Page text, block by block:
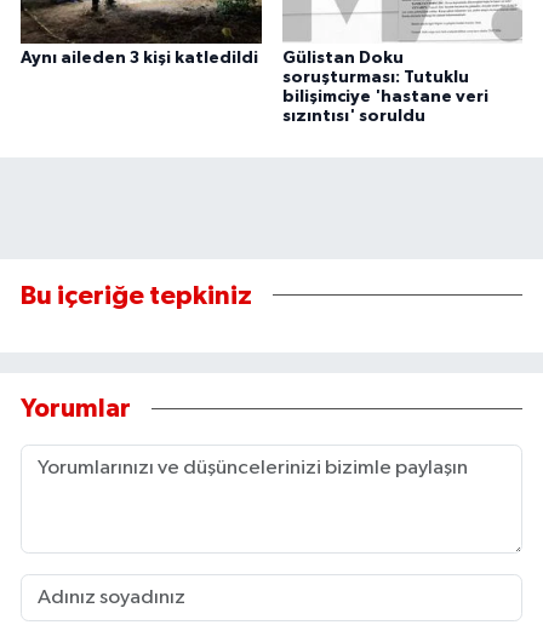
Aynı aileden 3 kişi katledildi
Gülistan Doku
soruşturması: Tutuklu
bilişimciye 'hastane veri
sızıntısı' soruldu
Bu içeriğe tepkiniz
Yorumlar